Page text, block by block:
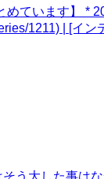
ています】 *
1211) | [イ
う大した事は